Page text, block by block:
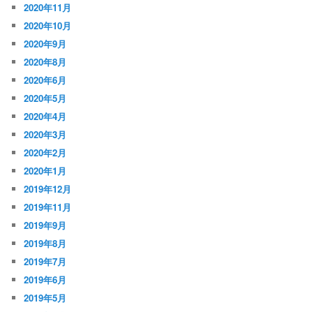
2020年11月
2020年10月
2020年9月
2020年8月
2020年6月
2020年5月
2020年4月
2020年3月
2020年2月
2020年1月
2019年12月
2019年11月
2019年9月
2019年8月
2019年7月
2019年6月
2019年5月